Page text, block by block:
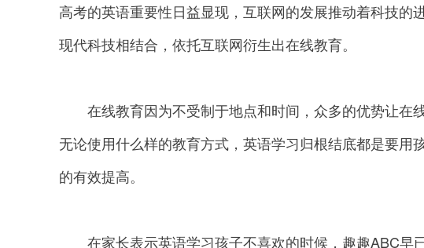
高考的英语重要性日益显现，互联网的发展推动着科技的
现代科技相结合，依托互联网衍生出在线教育。
在线教育因为不受制于地点和时间，众多的优势让在
无论使用什么样的教育方式，英语学习归根结底都是要用
的有效提高。
在家长表示英语学习孩子不喜欢的时候，趣趣ABC早